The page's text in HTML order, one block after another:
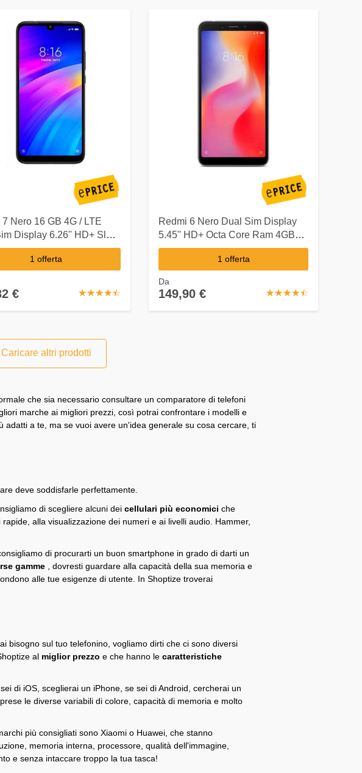
7 Nero 16 GB 4G / LTE
Display 6.26'' HD+ Slot
Fotocamera 12 Mpx
Europa1 offerta
☆☆☆☆☆
★★★★★
€
Redmi 6 Nero Dual Sim Display
5.45'' HD+ Octa Core Ram 4GB
Storage 64GB +Slot MicroSD Wi-
Fi / 4G LTE Fotocamera 12 MP
1 offerta
☆☆☆☆☆
★★★★★
Da
149,90 €
Caricare altri prodotti
che sia necessario consultare un comparatore di telefoni
marche ai migliori prezzi, così potrai confrontare i modelli e
a te, ma se vuoi avere un'idea generale su cosa cercare, ti
deve soddisfarle perfettamente.
di scegliere alcuni dei cellulari più economici che
alla visualizzazione dei numeri e ai livelli audio. Hammer,
di procurarti un buon smartphone in grado di darti un
gamme
, dovresti guardare alla capacità della sua memoria e
alle tue esigenze di utente. In Shoptize troverai
bisogno sul tuo telefonino, vogliamo dirti che ci sono diversi
al miglior prezzo e che hanno le caratteristiche
di iOS, sceglierai un iPhone, se sei di Android, cercherai un
le diverse variabili di colore, capacità di memoria e molto
più consigliati sono Xiaomi o Huawei, che stanno
memoria interna, processore, qualità dell'immagine,
e senza intaccare troppo la tua tasca!